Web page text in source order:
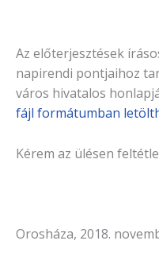
Az előterjesztések
napirendi pontjaihoz
város hivatalos
fájl formátumban
Kérem az ülésen
Orosháza, 2018.